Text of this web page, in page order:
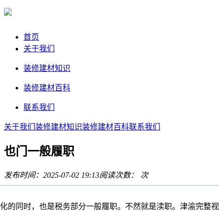
首页
关于我们
装修建材知识
装修建材百科
联系我们
关于我们 装修建材知识装修建材百科联系我们
也门一般履职
发布时间：2025-07-02 19:13阅读次数： 次
同时，也是税务部分一般履职。不然就是渎职。津渝完整